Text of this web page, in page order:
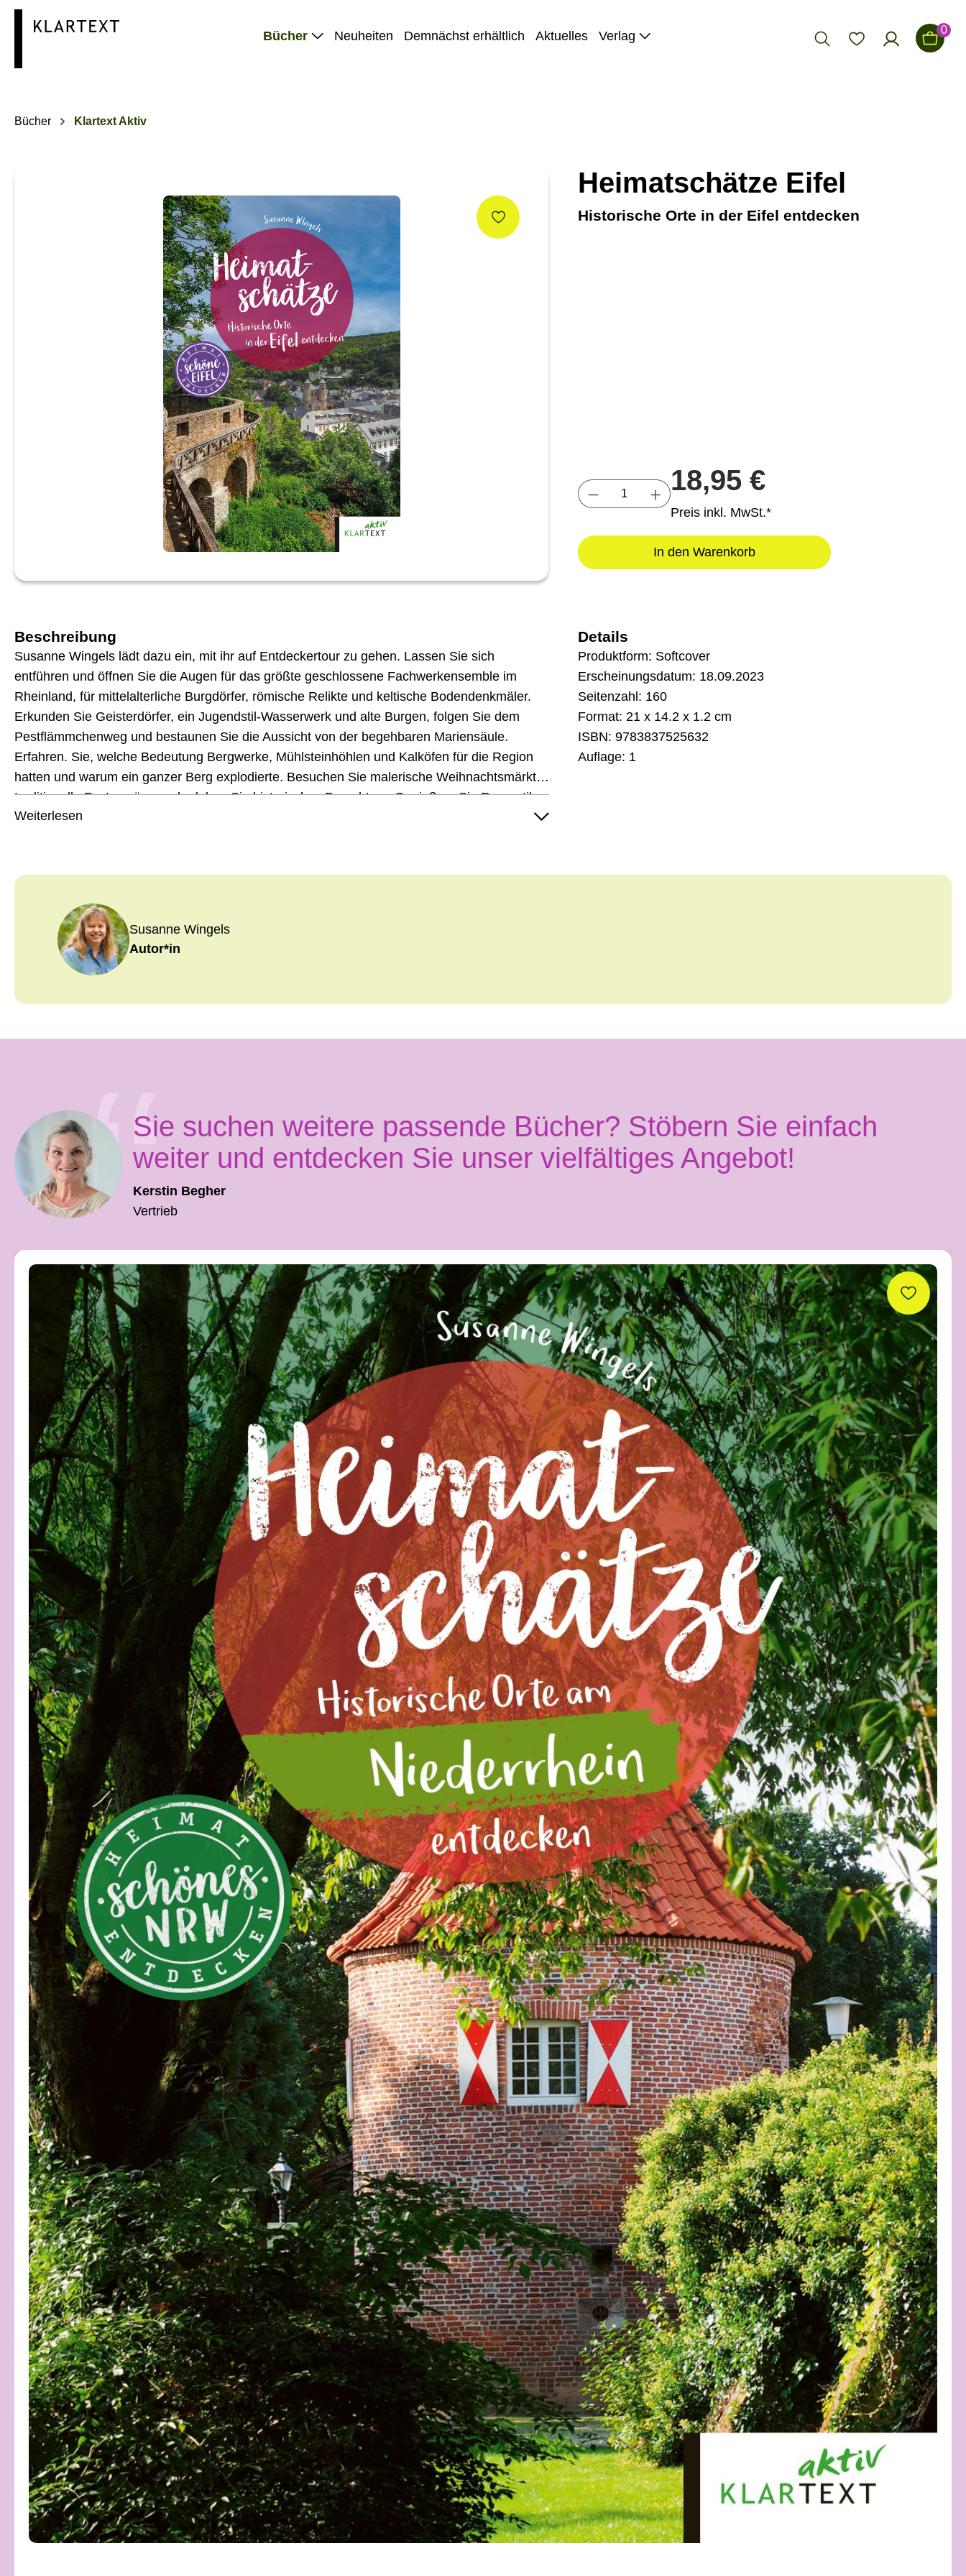
Zur Hauptnavigation springen
Bücher
Neuheiten Demnächst erhältlich Aktuelles Verlag 0
Bücher Klartext Aktiv
Heimatschätze Eifel
Historische Orte in der Eifel entdecken
Produkt Anzahl: Gib den gewünschten Wert ein
18,95 €
Preis inkl. MwSt.*
In den Warenkorb
Beschreibung
Susanne Wingels lädt dazu ein, mit ihr auf Entdeckertour zu gehen. Lassen Sie sich
entführen und öffnen Sie die Augen für das größte geschlossene Fachwerkensemble im
Rheinland, für mittelalterliche Burgdörfer, römische Relikte und keltische Bodendenkmäler.
Erkunden Sie Geisterdörfer, ein Jugendstil-Wasserwerk und alte Burgen, folgen Sie dem
Pestflämmchenweg und bestaunen Sie die Aussicht von der begehbaren Mariensäule.
Erfahren. Sie, welche Bedeutung Bergwerke, Mühlsteinhöhlen und Kalköfen für die Region
hatten und warum ein ganzer Berg explodierte. Besuchen Sie malerische Weihnachtsmärkte,
traditionelle Festumzüge und erleben Sie historisches Brauchtum. Genießen. Sie Romantik,
Abenteuer und spannende Geschichten – all dies hat die Eifel zu bieten und noch viel mehr
Weiterlesen
Details
Produktform: Softcover
Erscheinungsdatum: 18.09.2023
Seitenzahl: 160
Format: 21 x 14.2 x 1.2 cm
ISBN: 9783837525632
Auflage: 1
Susanne Wingels
Autor*in
Sie suchen weitere passende Bücher? Stöbern Sie einfach
weiter und entdecken Sie unser vielfältiges Angebot!
Kerstin Begher
Vertrieb
Produktgalerie überspringen